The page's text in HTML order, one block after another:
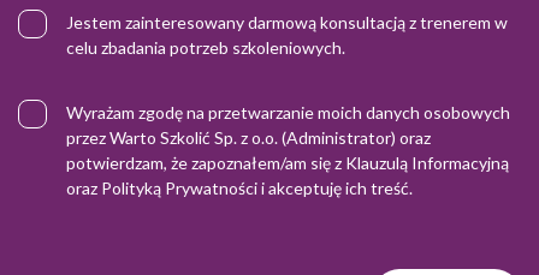
Jestem zainteresowany darmową konsultacją z trenerem w
celu zbadania potrzeb szkoleniowych.
Wyrażam zgodę na przetwarzanie moich danych osobowych
przez Warto Szkolić Sp. z o.o. (Administrator) oraz
potwierdzam, że zapoznałem/am się z Klauzulą Informacyjną
oraz Polityką Prywatnościi akceptuję ich treść.